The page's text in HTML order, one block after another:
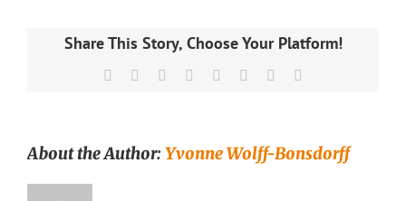
Share This Story, Choose Your Platform!
Facebook Reddit LinkedIn
TumblrPinterest
About the Author:Yvonne Wolff-Bonsdorff